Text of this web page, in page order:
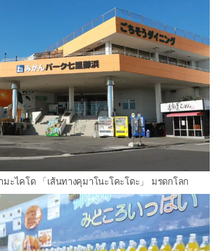
ะไคโด 「เส้นทางคุมาโนะโคะโดะ」 มรดกโลก